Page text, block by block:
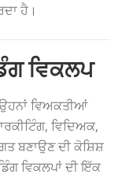
ਹੈ।
ਵਿਕਲਪ
ਵਿਅਕਤੀਆਂ
ਵਿਦਿਅਕ,
ਬਣਾਉਣ ਦੀ ਕੋਸ਼ਿਸ਼
ਵਿਕਲਪਾਂ ਦੀ ਇੱਕ